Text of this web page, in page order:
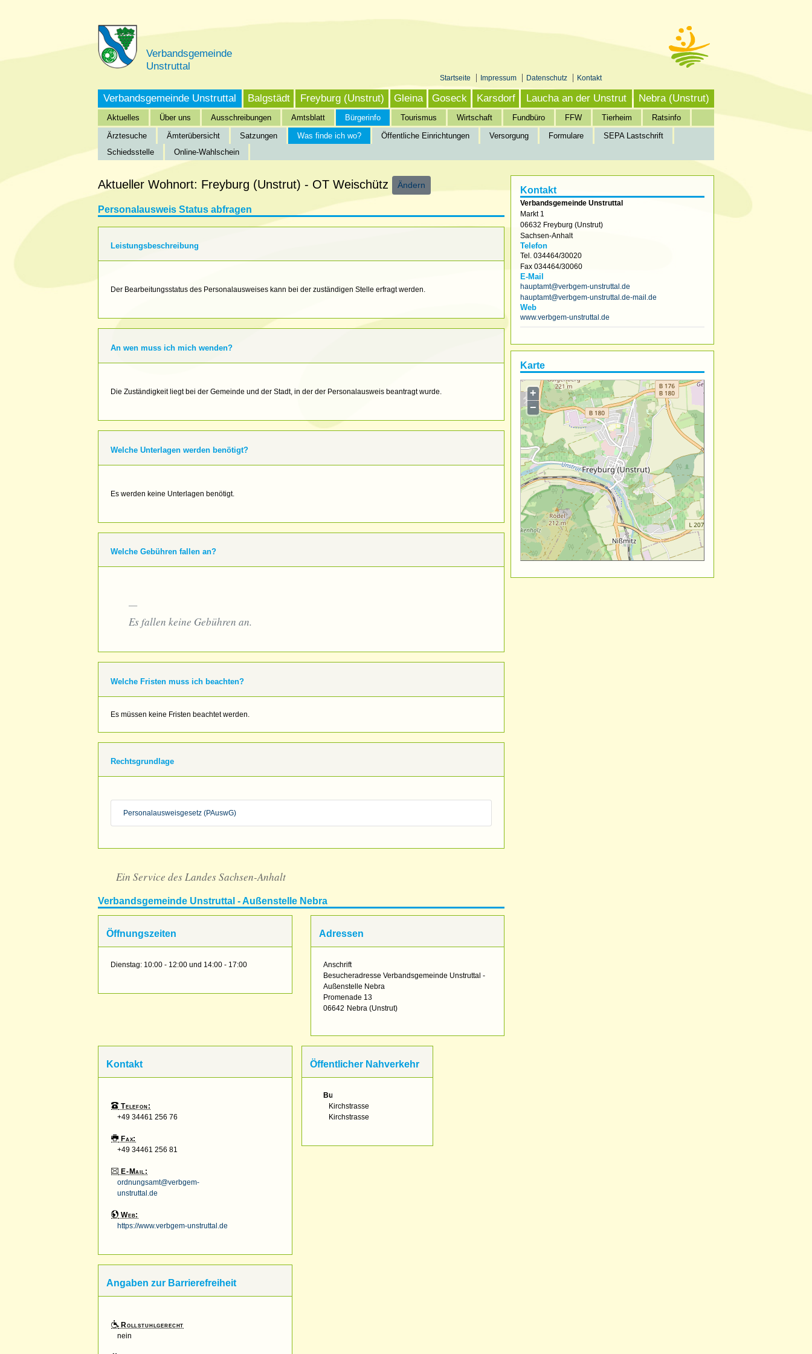
Verbandsgemeinde
Unstruttal
Startseite Impressum Datenschutz Kontakt
Verbandsgemeinde Unstruttal
Aktuelles Über uns Ausschreibungen Amtsblatt
Bürgerinfo
Ärztesuche
Ämterübersicht Satzungen Was finde ich wo? Öffentliche Einrichtungen Versorgung Formulare
SEPA Lastschrift
Schiedsstelle
Online-Wahlschein
Tourismus Wirtschaft Fundbüro FFW Tierheim Ratsinfo
Balgstädt Freyburg (Unstrut) Gleina Goseck Karsdorf Laucha an der Unstrut Nebra (Unstrut)
Startseite»Verbandsgemeinde Unstruttal»
Kontakt
Verbandsgemeinde Unstruttal
Markt 1
06632 Freyburg (Unstrut)
Sachsen-Anhalt
Telefon
Tel. 034464/30020
Fax 034464/30060
E-Mail
hauptamt@verbgem-unstruttal.de
hauptamt@verbgem-unstruttal.de-mail.de
Web
www.verbgem-unstruttal.de
Karte
+
−
Aktueller Wohnort: Freyburg (Unstrut) - OT Weischütz Ändern
Personalausweis Status abfragen
Leistungsbeschreibung
Der Bearbeitungsstatus des Personalausweises kann bei der zuständigen Stelle erfragt werden.
An wen muss ich mich wenden?
Die Zuständigkeit liegt bei der Gemeinde und der Stadt, in der der Personalausweis beantragt wurde.
Welche Unterlagen werden benötigt?
Es werden keine Unterlagen benötigt.
Welche Gebühren fallen an?
Es fallen keine Gebühren an.
Welche Fristen muss ich beachten?
Es müssen keine Fristen beachtet werden.
Rechtsgrundlage
Personalausweisgesetz (PAuswG)
Ein Service des Landes Sachsen-Anhalt
Verbandsgemeinde Unstruttal - Außenstelle Nebra
Öffnungszeiten
Dienstag: 10:00 - 12:00 und 14:00 - 17:00
Adressen
Anschrift
Besucheradresse Verbandsgemeinde Unstruttal -
Außenstelle Nebra
Promenade 13
06642 Nebra (Unstrut)
Kontakt
Telefon:
+49 34461 256 76
Fax:
+49 34461 256 81
E-Mail:
ordnungsamt@verbgem-
unstruttal.de
Web:
https://www.verbgem-unstruttal.de
Öffentlicher Nahverkehr
Bus:
Kirchstrasse
Kirchstrasse
Angaben zur Barrierefreiheit
Rollstuhlgerecht
nein